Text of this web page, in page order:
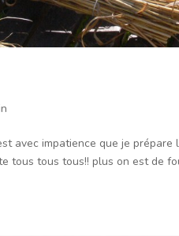
avec impatience que je
tous tous tous!! plus on est de